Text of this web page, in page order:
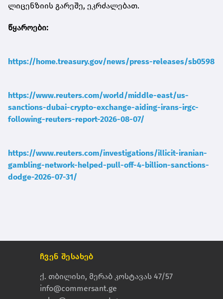
ლიცენზიის გარეშე, ეკრძალებათ.
წყაროები:
https://home.treasury.gov/news/press-releases/sb0598
https://www.reuters.com/world/middle-east/us-
sanctions-dubai-crypto-exchange-aiding-irans-irgc-
following-reuters-report-2026-08-07/
https://www.reuters.com/investigations/illicit-iranian-
gambling-network-helped-pull-off-4-billion-sanctions-
dodge-2026-07-31/
ჩვენ შესახებ
ქ. თბილისი, მერაბ კოსტავას 47/57
info@commersant.ge